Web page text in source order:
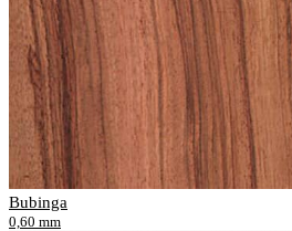
Bubinga
0,60 mm